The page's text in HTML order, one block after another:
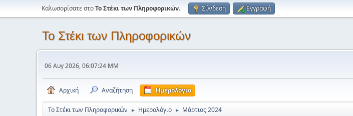
Καλωσορίσατε στοΤο Στέκι των Πληροφορικών. Σύνδεση Εγγραφή
Το Στέκι των Πληροφορικών
06 Αυγ 2026, 06:07:24 ΜΜ
Αρχική Αναζήτηση Ημερολόγιο
Το Στέκι των Πληροφορικών ► Ημερολόγιο ► Μάρτιος 2024